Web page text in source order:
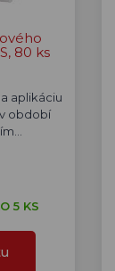
80 ks
aplikáciu
období
5 KS